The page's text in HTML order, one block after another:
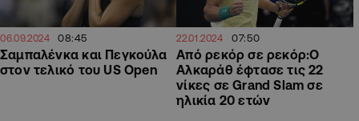
06.09.2024 08:45
Σαμπαλένκα και Πεγκούλα
στον τελικό του US Open
22.01.2024 07:50
Από ρεκόρ σε ρεκόρ:Ο
Αλκαράθ έφτασε τις 22
νίκες σε Grand Slam σε
ηλικία 20 ετών